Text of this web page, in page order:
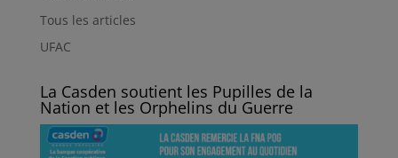
Tous les articles
UFAC
La Casden soutient les Pupilles de la
Nation et les Orphelins du Guerre